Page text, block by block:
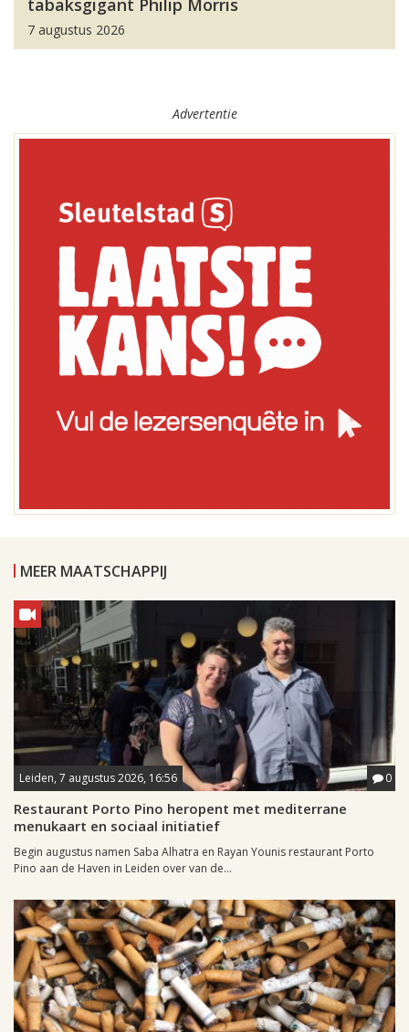
tabaksgigant Philip Morris
7 augustus 2026
Advertentie
MEER MAATSCHAPPIJ
Leiden, 7 augustus 2026, 16:56 0
Restaurant Porto Pino heropent met mediterrane
menukaart en sociaal initiatief
Begin augustus namen Saba Alhatra en Rayan Younis restaurant Porto
Pino aan de Haven in Leiden over van de...